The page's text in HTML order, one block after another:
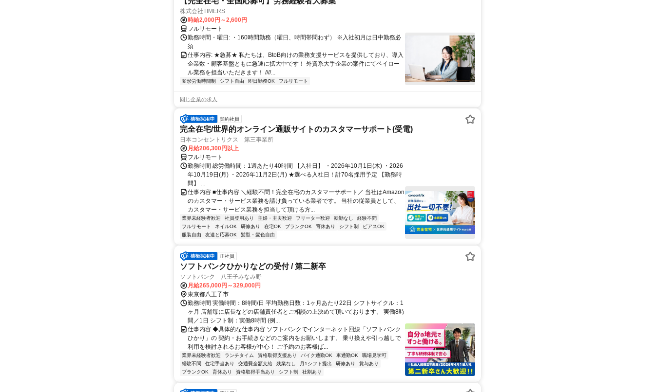
株式会社TIMERS
時給2,000円～2,600円
フルリモート
勤務時間・曜日: ・160時間勤務（曜日、時間帯問わず） ※入社初月は日中勤務必
須
仕事内容: ★急募★ 私たちは、BtoB向けの業務支援サービスを提供しており、導入
企業数・顧客基盤ともに急速に拡大中です！ 外資系大手企業の案件にてペイロー
ル業務を担当いただきます！ ////...
変形労働時間制 シフト自由 即日勤務OK フルリモート
同じ企業の求人
契約社員
完全在宅/世界的オンライン通販サイトのカスタマーサポート(受電)
日本コンセントリクス 第三事業所
月給206,300円以上
フルリモート
勤務時間 総労働時間：1週あたり40時間 【入社日】 ・2026年10月1日(木) ・2026
年10月19日(月) ・2026年11月2日(月) ★選べる入社日！計70名採用予定 【勤務時
間】 ...
仕事内容 ■仕事内容 ＼経験不問！完全在宅のカスタマーサポート／ 当社はAmazon
のカスタマー・サービス業務を請け負っている業者です。 当社の従業員として、
カスタマー・サービス業務を担当して頂ける方...
業界未経験者歓迎 社員登用あり 主婦・主夫歓迎 フリーター歓迎 転勤なし
経験不問
フルリモート
ネイルOK 研修あり 在宅OK ブランクOK 育休あり シフト制
ピアスOK
服装自由
友達と応募OK 髪型・髪色自由
正社員
ソフトバンクひかりなどの受付 / 第二新卒
ソフトバンク 八王子みなみ野
月給265,000円～329,000円
東京都八王子市
勤務時間 実働時間：8時間/日 平均勤務日数：1ヶ月あたり22日 シフトサイクル：1
ヶ月 店舗毎に店長などの店舗責任者とご相談の上決めて頂いております。 実働8時
間／1日 シフト制：実働8時間 (例...
仕事内容 ◆具体的な仕事内容 ソフトバンクでインターネット回線「ソフトバンク
ひかり」の 契約・お手続きなどのご案内をお願いします。 乗り換えや引っ越しで
利用を検討されるお客様が中心！ ご予約のお客様ば...
業界未経験者歓迎 ランチタイム 資格取得支援あり バイク通勤OK 車通勤OK
職場見学可
経験不問
住宅手当あり 交通費全額支給 残業なし 月1シフト提出 研修あり
賞与あり
ブランクOK
育休あり 資格取得手当あり シフト制 社割あり